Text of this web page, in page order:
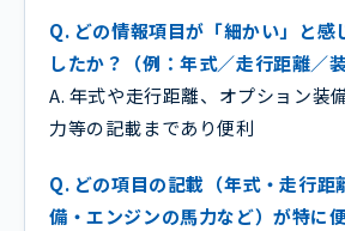
Q. どの情報項目が「細かい」と感
したか？（例：年式／走行距離／装
A. 年式や走行距離、オプション装
力等の記載まであり便利
Q. どの項目の記載（年式・走行距
備・エンジンの馬力など）が特に